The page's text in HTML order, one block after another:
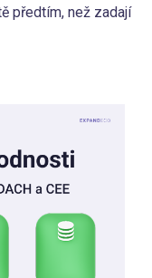
předtím, než zadají